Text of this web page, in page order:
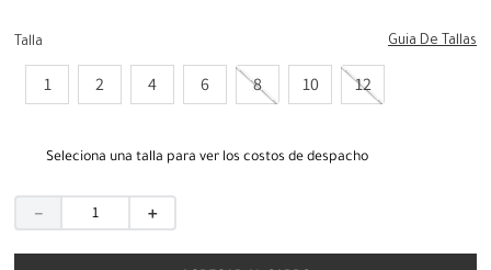
Talla Guia De Tallas
1 2 4 6 8 10 12
Seleciona una talla para ver los costos de despacho
＋
－